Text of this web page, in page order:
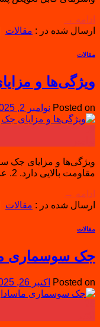
ادامه →
ارسال شده در : مقالات
مقالات
ویژگی‌ها و
Posted on نوامبر 2, 2025
مقاومت بالایی دارد. 2. عملکرد روان و سریع سیستم هیدرولیکی دقیق ماسادا باعث می‌شود خودرو با حداقل فشار دسته، به نرمی […]
ادامه →
ارسال شده در : مقالات
مقالات
جک سوسماری
Posted on اکتبر 26, 2025